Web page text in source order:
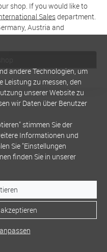
shop. If you would like to
Salesdepartment.
Austria and
andere Technologien, um
Leistung zu messen, den
unserer Website zu
wir Daten über Benutzer
stimmen Sie der
Informationen und
Sie "Einstellungen
finden Sie in unserer